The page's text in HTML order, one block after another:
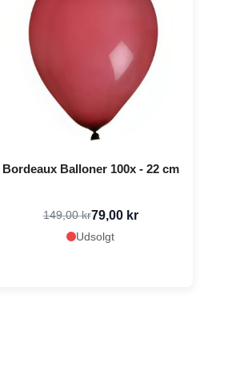
Bordeaux Balloner 100x - 22 cm
149,00 kr79,00 kr
Udsolgt